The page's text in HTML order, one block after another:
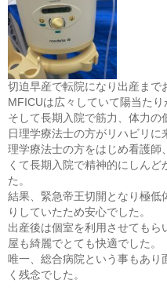
切迫早産で転院になり出産まで
MFICUは広々していて陽当たり
そして長期入院で筋力、体力
日理学療法士の方がリハビリに
理学療法士の方をはじめ看護師
くて長期入院で精神的にしん
た。
結果、緊急帝王切開となり極低
りしていたため安心でした。
出産後は個室を利用させてもら
屋も綺麗でとても快適でした。
唯一、総合病院という事もあり
く残念でした。